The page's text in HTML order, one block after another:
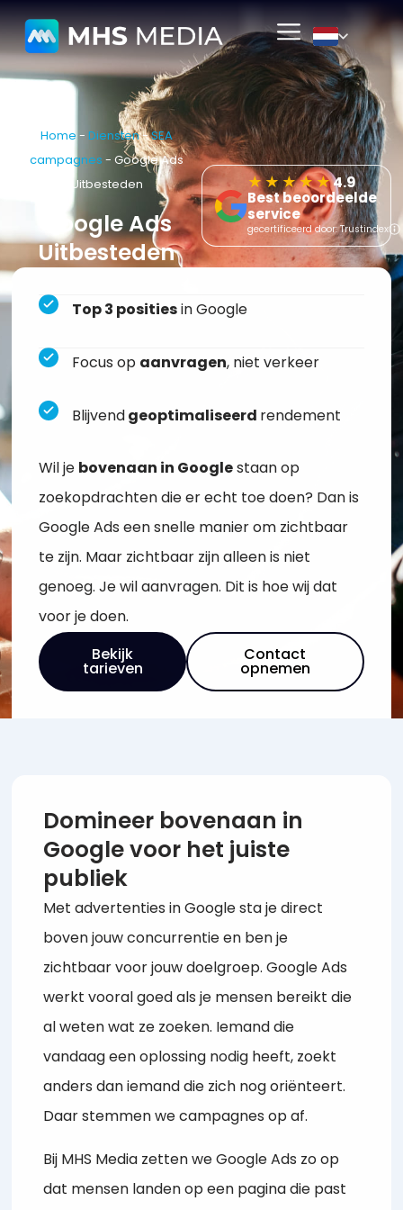
Home -Diensten-SEA
campagnes -Google Ads
Uitbesteden
Google Ads
Uitbesteden
★★★★★4.9
Best beoordeelde
service
gecertificeerd door: Trustindex
Wil je bovenaan in Googlestaan op
zoekopdrachten die er echt toe doen? Dan is
Google Ads een snelle manier om zichtbaar
te zijn. Maar zichtbaar zijn alleen is niet
genoeg. Je wil aanvragen. Dit is hoe wij dat
voor je doen.
Bekijk
tarieven
Contact
opnemen
Top 3 positiesin Google
Focus op aanvragen, niet verkeer
Blijvendgeoptimaliseerd rendement
Domineer bovenaan in
Google voor het juiste
publiek
Met advertenties in Google sta je direct
boven jouw concurrentie en ben je
zichtbaar voor jouw doelgroep. Google Ads
werkt vooral goed als je mensen bereikt die
al weten wat ze zoeken. Iemand die
vandaag een oplossing nodig heeft, zoekt
anders dan iemand die zich nog oriënteert.
Daar stemmen we campagnes op af.
Bij MHS Media zetten we Google Ads zo op
dat mensen landen op een pagina die past